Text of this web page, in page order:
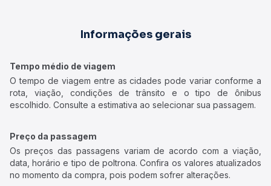
Informações gerais
Tempo médio de viagem
O tempo de viagem entre as cidades pode variar conforme a
rota, viação, condições de trânsito e o tipo de ônibus
escolhido. Consulte a estimativa ao selecionar sua passagem.
Preço da passagem
Os preços das passagens variam de acordo com a viação,
data, horário e tipo de poltrona. Confira os valores atualizados
no momento da compra, pois podem sofrer alterações.